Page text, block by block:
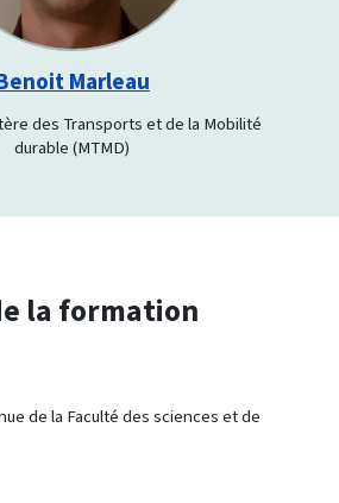
Marleau
des Transports et de la Mobilité
durable (MTMD)
la formation